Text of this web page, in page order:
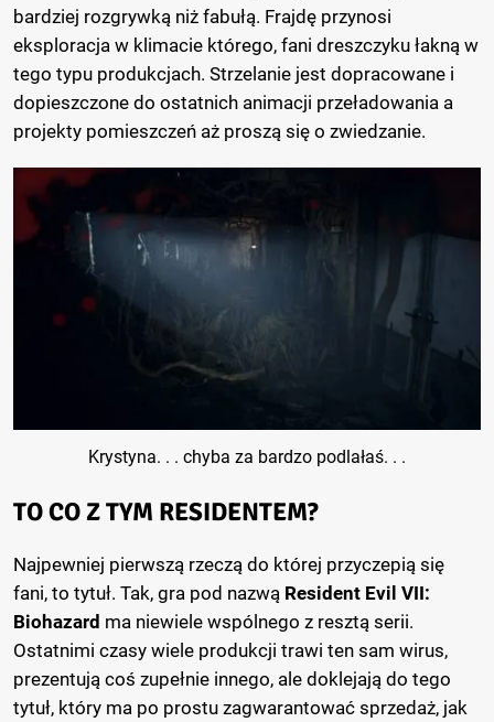
bardziej rozgrywką niż fabułą. Frajdę przynosi
eksploracja w klimacie którego, fani dreszczyku łakną w
tego typu produkcjach. Strzelanie jest dopracowane i
dopieszczone do ostatnich animacji przeładowania a
projekty pomieszczeń aż proszą się o zwiedzanie.
Krystyna. . . chyba za bardzo podlałaś. . .
TO CO Z TYM RESIDENTEM?
Najpewniej pierwszą rzeczą do której przyczepią się
fani, to tytuł. Tak, gra pod nazwą Resident Evil VII:
Biohazard ma niewiele wspólnego z resztą serii.
Ostatnimi czasy wiele produkcji trawi ten sam wirus,
prezentują coś zupełnie innego, ale doklejają do tego
tytuł, który ma po prostu zagwarantować sprzedaż, jak